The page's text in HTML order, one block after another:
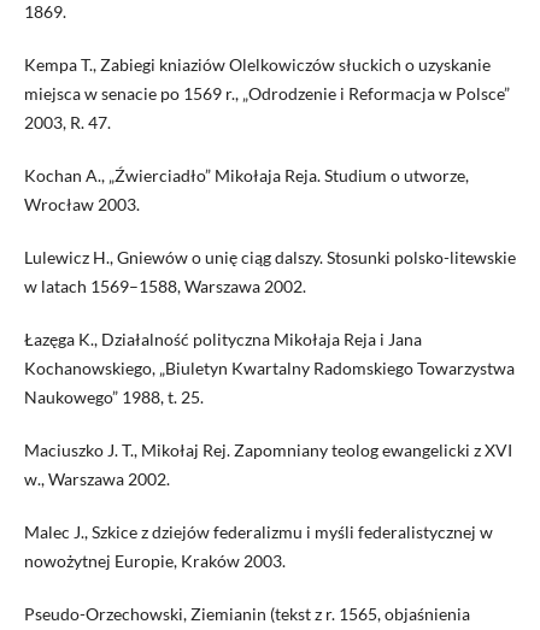
1869.
Kempa T., Zabiegi kniaziów Olelkowiczów słuckich o uzyskanie
miejsca w senacie po 1569 r., „Odrodzenie i Reformacja w Polsce”
2003, R. 47.
Kochan A., „Źwierciadło” Mikołaja Reja. Studium o utworze,
Wrocław 2003.
Lulewicz H., Gniewów o unię ciąg dalszy. Stosunki polsko-litewskie
w latach 1569–1588, Warszawa 2002.
Łazęga K., Działalność polityczna Mikołaja Reja i Jana
Kochanowskiego, „Biuletyn Kwartalny Radomskiego Towarzystwa
Naukowego” 1988, t. 25.
Maciuszko J. T., Mikołaj Rej. Zapomniany teolog ewangelicki z XVI
w., Warszawa 2002.
Malec J., Szkice z dziejów federalizmu i myśli federalistycznej w
nowożytnej Europie, Kraków 2003.
Pseudo-Orzechowski, Ziemianin (tekst z r. 1565, objaśnienia